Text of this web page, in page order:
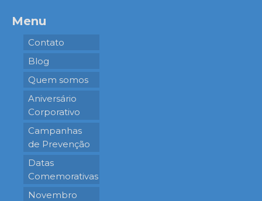
Menu
Contato
Blog
Quem somos
Aniversário
Corporativo
Campanhas
de Prevenção
Datas
Comemorativas
Novembro